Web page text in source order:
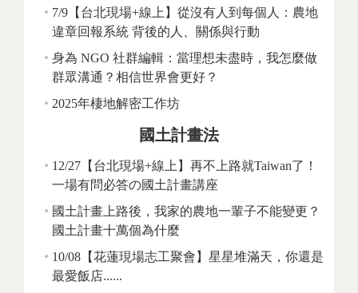
7/9【台北現場+線上】從沒有人到每個人：農地
違章回報系統 背後的人、關係與行動
身為 NGO 社群編輯：當理想未盡時，我怎麼做
群眾溝通？相信世界會更好？
2025年棲地解密工作坊
國土計畫法
12/27【台北現場+線上】再不上路就Taiwan了！
一場有問必答の國土計畫講座
國土計畫上路後，我家的農地一輩子不能變更？
國土計畫十萬個為什麼
10/08【花蓮現場志工聚會】星星堆滿天，你還是
最愛飯店......